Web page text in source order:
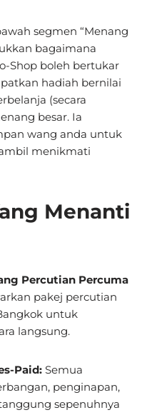
segmen “Menang
bagaimana
Shop boleh bertukar
hadiah bernilai
(secara
besar. Ia
wang anda untuk
menikmati
Menanti
Percutian Percuma
pakej percutian
untuk
langsung.
Paid: Semua
penginapan,
sepenuhnya